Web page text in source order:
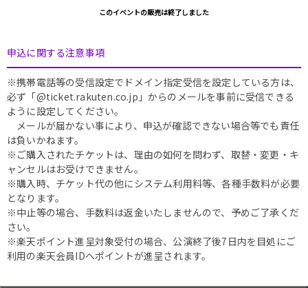
このイベントの販売は終了しました
申込に関する注意事項
※携帯電話等の受信設定でドメイン指定受信を設定している方は、
必ず「@ticket.rakuten.co.jp」からのメールを事前に受信できる
ように設定してください。
メールが届かない事により、申込が確認できない場合等でも責任
は負いかねます。
※ご購入されたチケットは、理由の如何を問わず、取替・変更・キ
ャンセルはお受けできません。
※購入時、チケット代の他にシステム利用料等、各種手数料が必要
となります。
※中止等の場合、手数料は返金いたしませんので、予めご了承くだ
さい。
※楽天ポイント進呈対象受付の場合、公演終了後7日内を目処にご
利用の楽天会員IDへポイントが進呈されます。